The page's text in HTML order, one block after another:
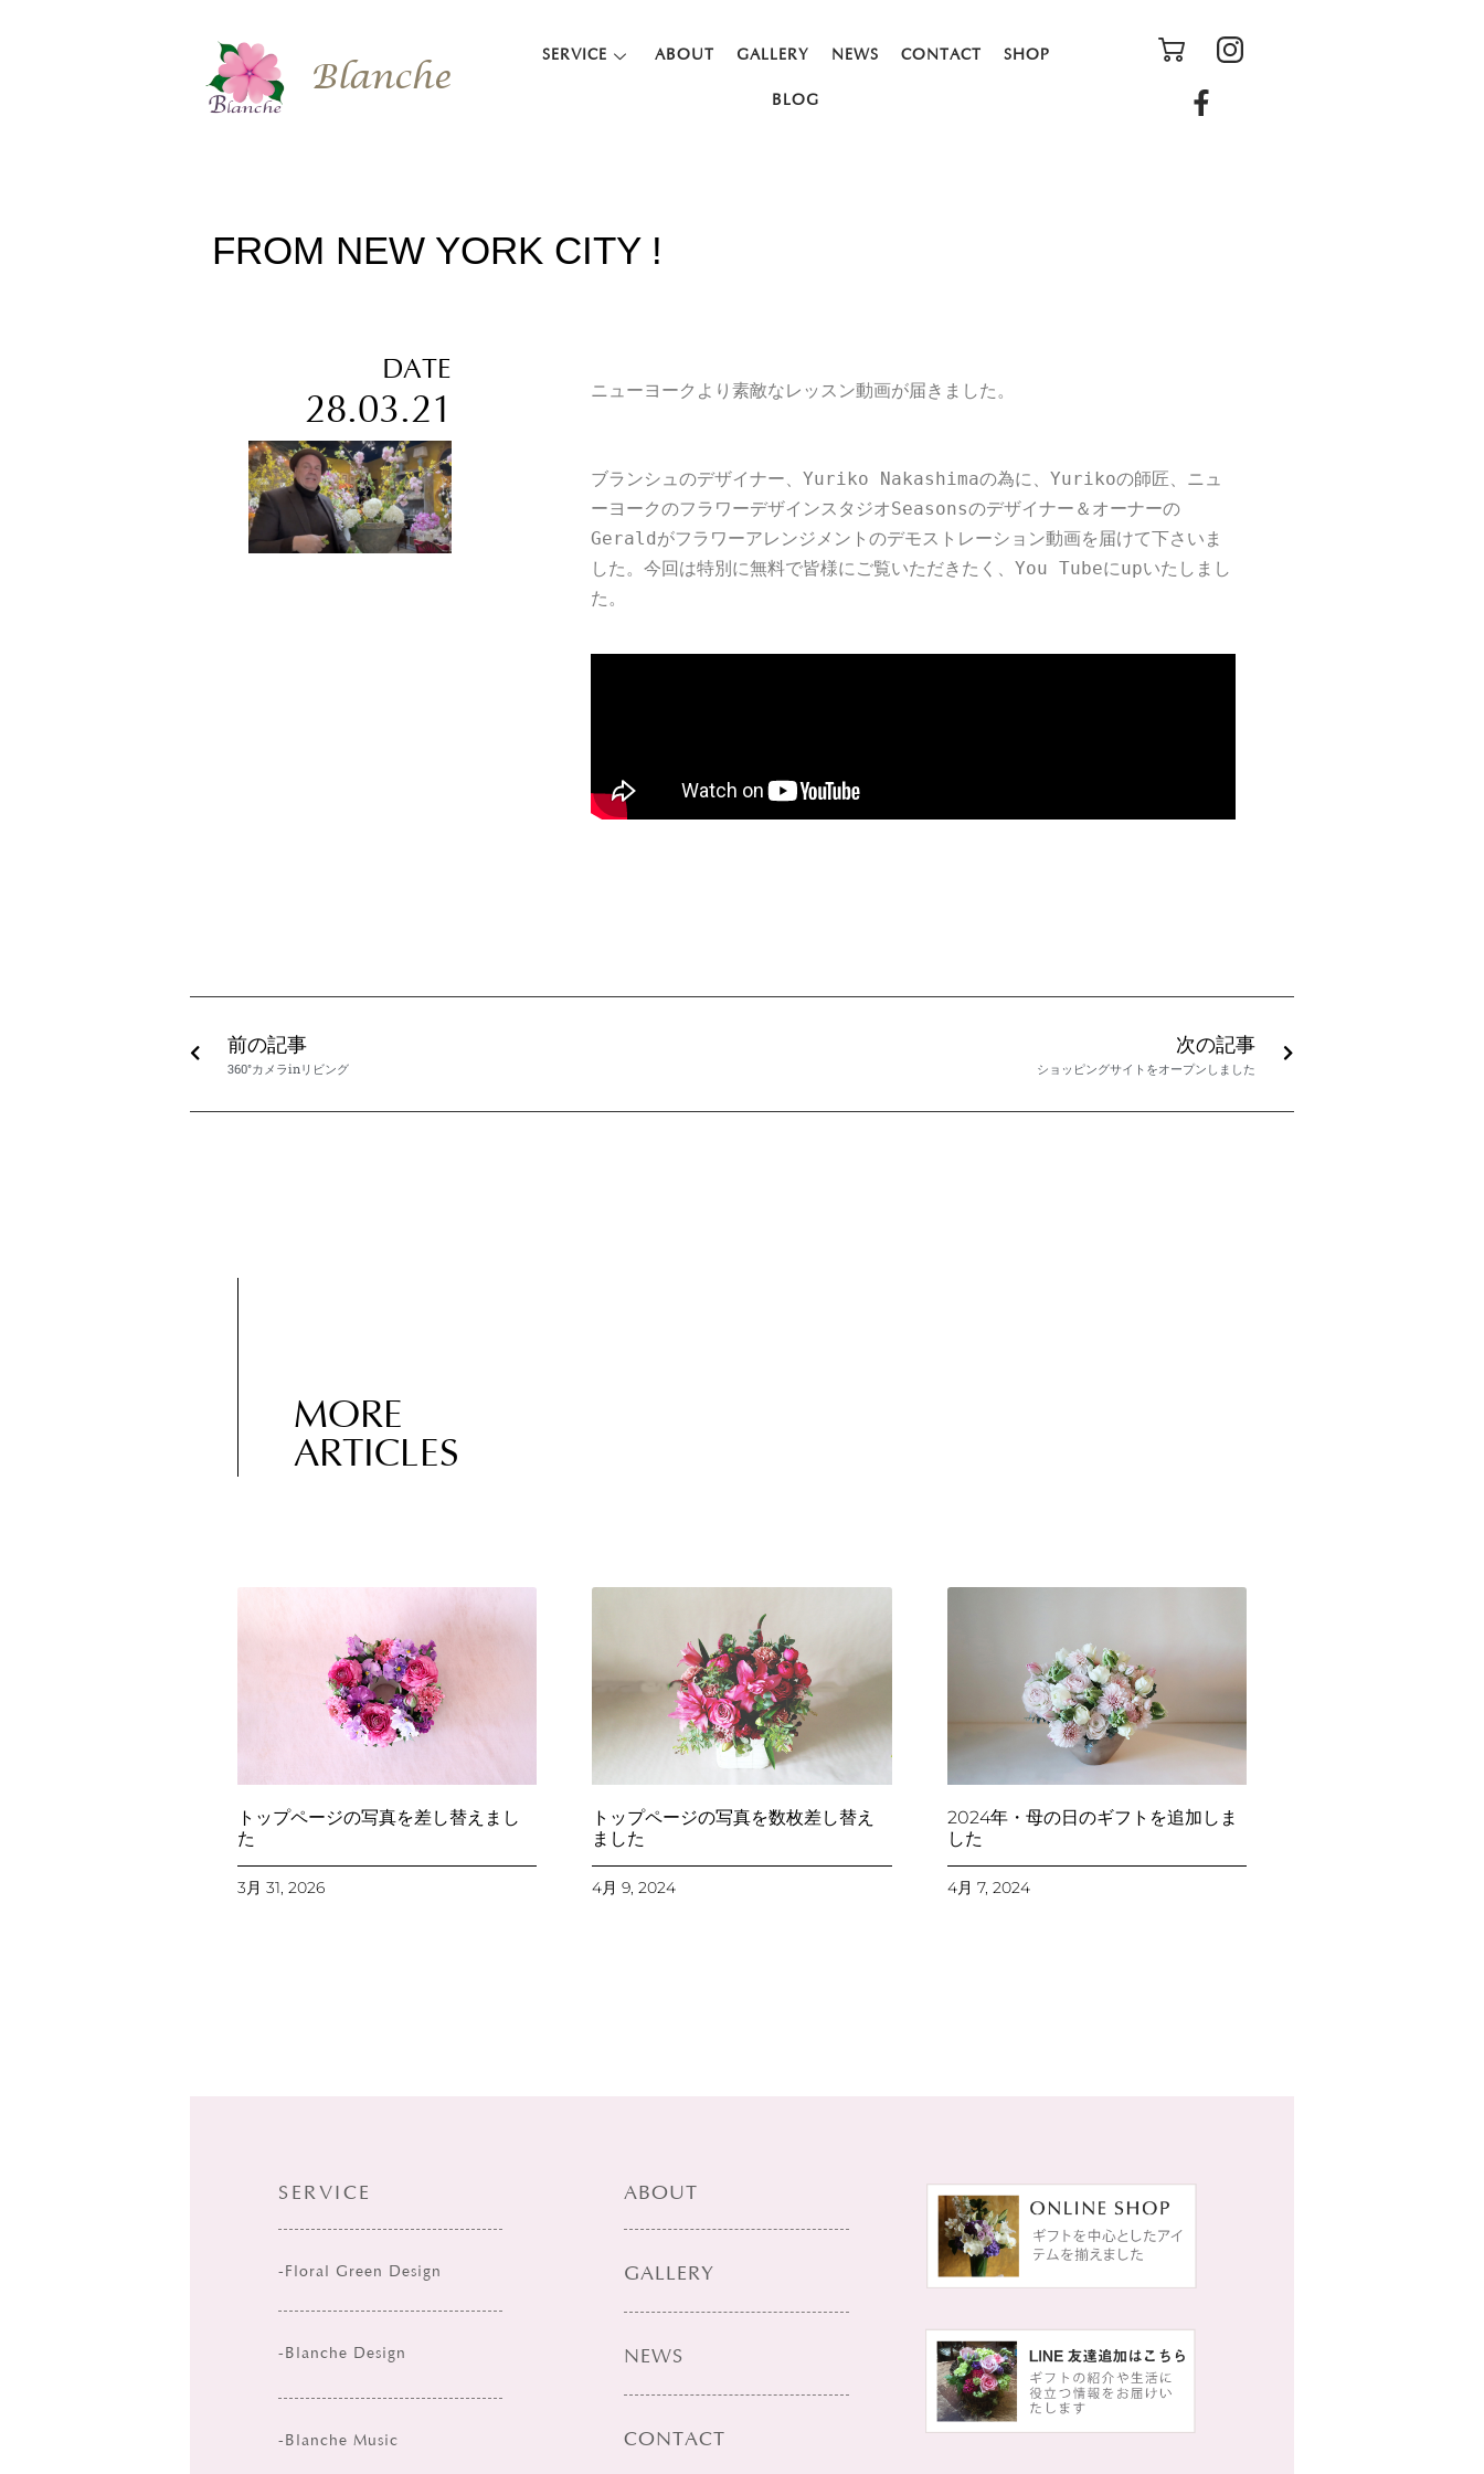
Blanche SERVICE ABOUT GALLERY NEWS CONTACT SHOP
BLOG
FROM NEW YORK CITY !
DATE
28.03.21
ニューヨークより素敵なレッスン動画が届きました。
ブランシュのデザイナー、Yuriko Nakashimaの為に、Yurikoの師匠、ニュ
ーヨークのフラワーデザインスタジオSeasonsのデザイナー＆オーナーの
Geraldがフラワーアレンジメントのデモストレーション動画を届けて下さいま
した。今回は特別に無料で皆様にご覧いただきたく、You Tubeにupいたしまし
た。
前の記事
360°カメラinリビング
次の記事
ショッピングサイトをオープンしました
MORE
ARTICLES
トップページの写真を差し替えまし
た
3月 31, 2026
トップページの写真を数枚差し替え
ました
4月 9, 2024
2024年・母の日のギフトを追加しま
した
4月 7, 2024
SERVICE
-Floral Green Design
-Blanche Design
-Blanche Music
ABOUT
GALLERY
NEWS
CONTACT